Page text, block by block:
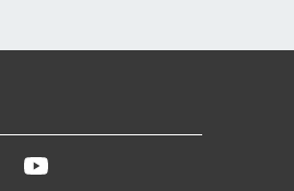
Twitter